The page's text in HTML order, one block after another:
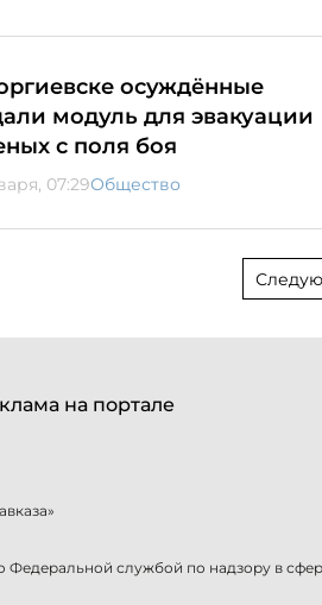
осуждённые
модуль для эвакуации
с поля боя
07:29Общество
на портале
службой по надзору в